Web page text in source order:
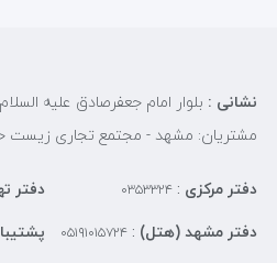
نشانی :
مشتریان: مشهد - مجتمع تجاری زیست
دفتر مرکزی : ۰۳۵۳۳۲۴ دفتر
دفتر مشهد (هتل) : ۰۵۱۹۱۰۱۵۷۲۴